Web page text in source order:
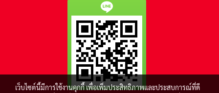
เว็บไซต์นี้มีการใช้งานคุกกี้ เพื่อเพิ่มประสิทธิภาพและประสบการณ์ที่ดี